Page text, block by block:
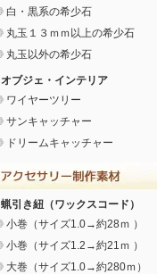
白・黒系の希少石
丸玉１３ｍｍ以上の希少石
丸玉以外の希少石
オブジェ・インテリア
ワイヤーツリー
サンキャッチャー
ドリームキャッチャー
蝋引き紐（ワックスコード）
小巻（サイズ1.0→約28ｍ ）
小巻（サイズ1.2→約21ｍ ）
大巻（サイズ1.0→約280ｍ）